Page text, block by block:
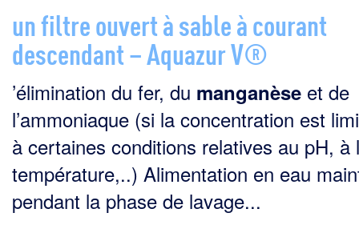
un filtre ouvert à sable à courant
descendant – Aquazur V®
’élimination du fer, du manganèse et de
l’ammoniaque (si la concentration est
à certaines conditions relatives au pH, à
température,..) Alimentation en eau
pendant la phase de lavage...